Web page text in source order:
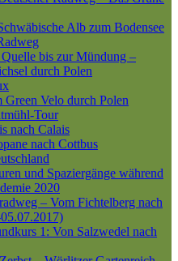
Alb zum Bodensee
bis zur Mündung –
durch Polen
Green Velo durch Polen
Tour
nach Calais
nach Cottbus
und Spaziergänge während
2020
– Vom Fichtelberg nach
1: Von Salzwedel nach